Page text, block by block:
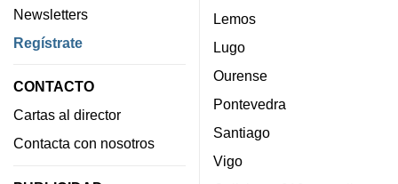
Newsletters
Regístrate
CONTACTO
Cartas al director
Contacta con nosotros
Lemos
Lugo
Ourense
Pontevedra
Santiago
Vigo